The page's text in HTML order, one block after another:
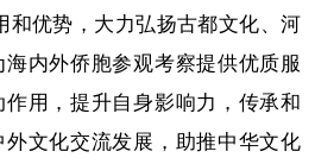
和优势，大力弘扬古都文化、河
内外侨胞参观考察提供优质服
用，提升自身影响力，传承和
文化交流发展，助推中华文化